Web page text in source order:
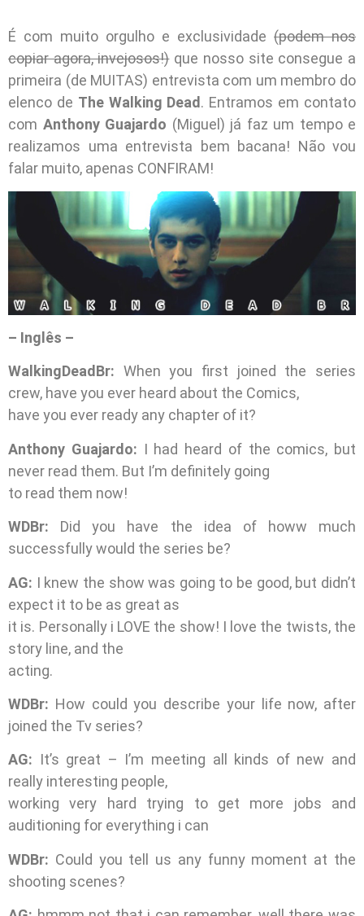
É com muito orgulho e exclusividade (podem nos
copiar agora, invejosos!)que nosso site consegue a
primeira (de MUITAS) entrevista com um membro do
elenco de The Walking Dead. Entramos em contato
com Anthony Guajardo (Miguel) já faz um tempo e
realizamos uma entrevista bem bacana! Não vou
falar muito, apenas CONFIRAM!
– Inglês –
WalkingDeadBr: When you first joined the series
crew, have you ever heard about the Comics,
have you ever ready any chapter of it?
Anthony Guajardo: I had heard of the comics, but
never read them. But I’m definitely going
to read them now!
WDBr: Did you have the idea of howw much
successfully would the series be?
AG: I knew the show was going to be good, but didn’t
expect it to be as great as
it is. Personally i LOVE the show! I love the twists, the
story line, and the
acting.
WDBr: How could you describe your life now, after
joined the Tv series?
AG: It’s great – I’m meeting all kinds of new and
really interesting people,
working very hard trying to get more jobs and
auditioning for everything i can
WDBr: Could you tell us any funny moment at the
shooting scenes?